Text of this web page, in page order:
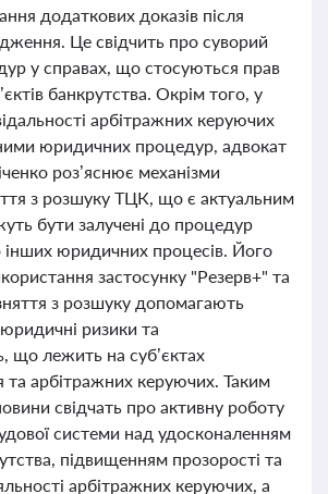
додаткових доказів після
Це свідчить про суворий
у справах, що стосуються прав
банкрутства. Окрім того, у
арбітражних керуючих
юридичних процедур, адвокат
роз’яснює механізми
з розшуку ТЦК, що є актуальним
бути залучені до процедур
інших юридичних процесів. Його
застосунку "Резерв+" та
з розшуку допомагають
ризики та
що лежить на суб’єктах
та арбітражних керуючих. Таким
свідчать про активну роботу
системи над удосконаленням
підвищенням прозорості та
арбітражних керуючих, а